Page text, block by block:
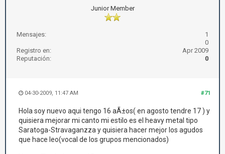
Junior Member
Mensajes:
1
0
Registro en:
Apr 2009
Reputación:
0
#71
04-30-2009, 11:47 AM
Hola soy nuevo aqui tengo 16 aÃ±os( en agosto tendre 17 ) y
quisiera mejorar mi canto mi estilo es el heavy metal tipo
Saratoga-Stravaganzza y quisiera hacer mejor los agudos
que hace leo(vocal de los grupos mencionados)